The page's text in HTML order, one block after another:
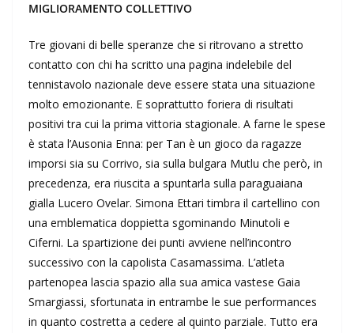
MIGLIORAMENTO COLLETTIVO
Tre giovani di belle speranze che si ritrovano a stretto
contatto con chi ha scritto una pagina indelebile del
tennistavolo nazionale deve essere stata una situazione
molto emozionante. E soprattutto foriera di risultati
positivi tra cui la prima vittoria stagionale. A farne le spese
è stata l’Ausonia Enna: per Tan è un gioco da ragazze
imporsi sia su Corrivo, sia sulla bulgara Mutlu che però, in
precedenza, era riuscita a spuntarla sulla paraguaiana
gialla Lucero Ovelar. Simona Ettari timbra il cartellino con
una emblematica doppietta sgominando Minutoli e
Ciferni. La spartizione dei punti avviene nell’incontro
successivo con la capolista Casamassima. L’atleta
partenopea lascia spazio alla sua amica vastese Gaia
Smargiassi, sfortunata in entrambe le sue performances
in quanto costretta a cedere al quinto parziale. Tutto era